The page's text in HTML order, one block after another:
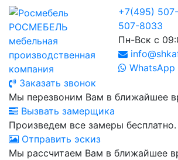
РОСМЕБЕЛЬ
мебельная
производственная
компания
+7(495)
507-8033
Пн-Вск с
WhatsApp
Заказать звонок
Мы перезвоним Вам в ближайшее
Вызвать замерщика
Произведем все замеры бесплатно.
Отправить эскиз
Мы рассчитаем Вам в ближайшее